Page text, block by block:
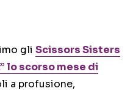
gli Scissors Sisters
lo scorso mese di
a profusione,